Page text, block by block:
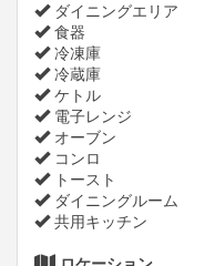
ダイニングエリア
食器
冷凍庫
冷蔵庫
ケトル
電子レンジ
オーブン
コンロ
トースト
ダイニングルーム
共用キッチン